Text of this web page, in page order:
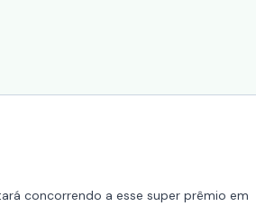
concorrendo a esse super prêmio em